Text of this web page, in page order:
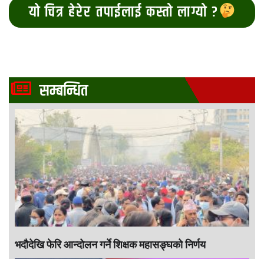
यो चित्र हेरेर तपाईलाई कस्तो लाग्यो ?
सम्बन्धित
भदौदेखि फेरि आन्दोलन गर्ने शिक्षक महासङ्घको निर्णय